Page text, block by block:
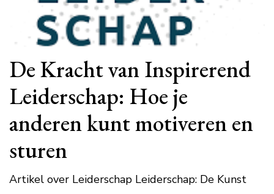
De Kracht van Inspirerend
Leiderschap: Hoe je
anderen kunt motiveren en
sturen
Artikel over Leiderschap Leiderschap: De Kunst